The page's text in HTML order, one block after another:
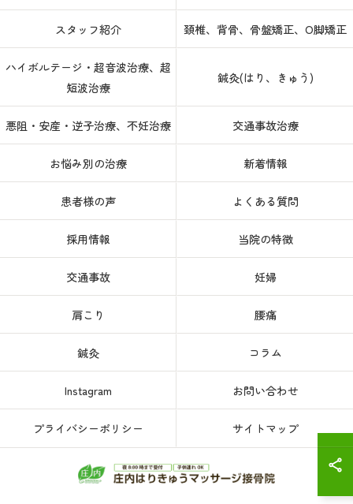
スタッフ紹介 頚椎、背骨、骨盤矯正、O脚矯正
ハイボルテージ・超音波治療、超
短波治療
鍼灸(はり、きゅう)
悪阻・安産・逆子治療、不妊治療 交通事故治療
お悩み別の治療 新着情報
患者様の声 よくある質問
採用情報 当院の特徴
交通事故 妊婦
肩こり 腰痛
鍼灸 コラム
Instagram お問い合わせ
プライバシーポリシー サイトマップ